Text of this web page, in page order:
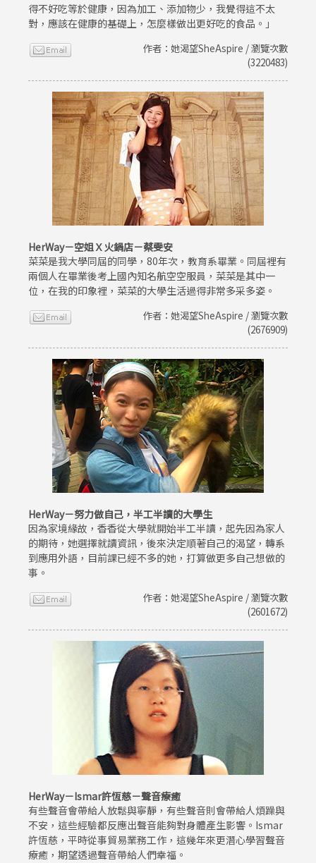
得不好吃等於健康，因為加工、添加物少，我覺得這不太
對，應該在健康的基礎上，怎麼樣做出更好吃的食品。」
作者：她渴望SheAspire / 瀏覽次數
(3220483)
HerWay－空姐Ｘ火鍋店－蔡雯安
菜菜是我大學同屆的同學，80年次，教育系畢業。同屆裡有
兩個人在畢業後考上國內知名航空空服員，菜菜是其中一
位，在我的印象裡，菜菜的大學生活過得非常多采多姿。
作者：她渴望SheAspire / 瀏覽次數
(2676909)
HerWay－努力做自己，半工半讀的大學生
因為家境緣故，香香從大學就開始半工半讀，起先因為家人
的期待，她選擇就讀資訊，後來決定順著自己的渴望，轉系
到應用外語，目前課已經不多的她，打算做更多自己想做的
事。
作者：她渴望SheAspire / 瀏覽次數
(2601672)
HerWay－Ismar許恆慈－聲音療癒
有些聲音會帶給人放鬆與寧靜，有些聲音則會帶給人煩躁與
不安，這些經驗都反應出聲音能夠對身體產生影響。Ismar
許恆慈，平時從事貿易業務工作，這幾年來更潛心學習聲音
療癒，期望透過聲音帶給人們幸福。